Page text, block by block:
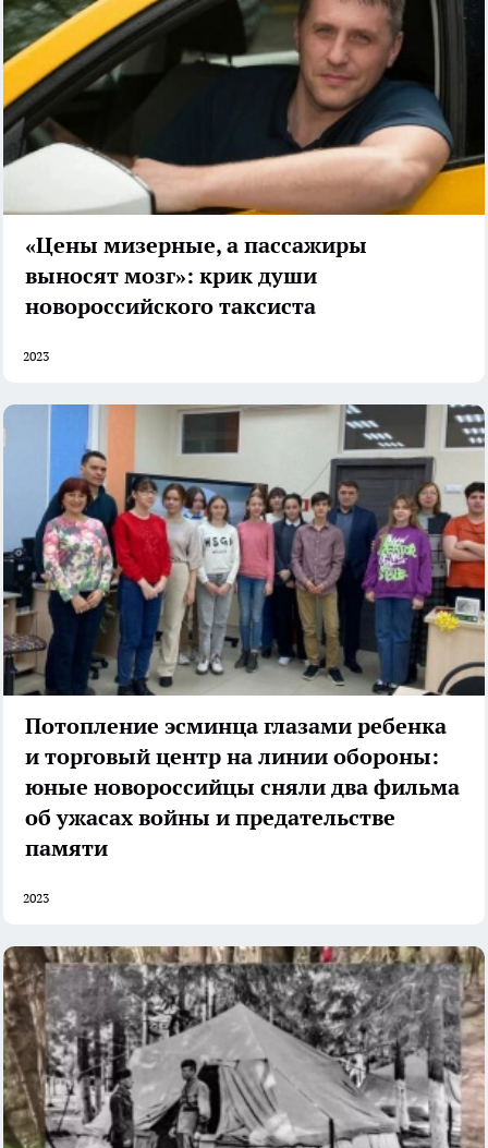
«Цены мизерные, а пассажиры
выносят мозг»: крик души
новороссийского таксиста
2023
Потопление эсминца глазами ребенка
и торговый центр на линии обороны:
юные новороссийцы сняли два фильма
об ужасах войны и предательстве
памяти
2023